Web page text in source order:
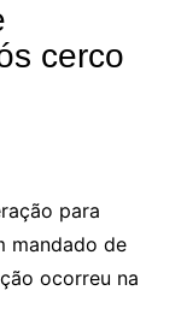
cerco
para
mandado de
ocorreu na